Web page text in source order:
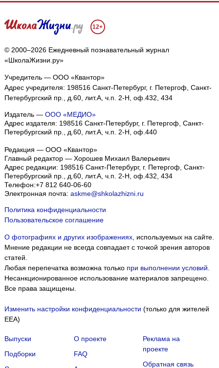
12+
© 2000–2026 Ежедневный познавательный журнал
«ШколаЖизни.ру»
Учредитель — ООО «Квантор»
Адрес учредителя: 198516 Санкт-Петербург, г. Петергоф, Санкт-
Петербургский пр., д.60, лит.А, ч.п. 2-Н, оф.432, 434
Издатель — ООО «МЕДИО»
Адрес издателя: 198516 Санкт-Петербург, г. Петергоф, Санкт-
Петербургский пр., д.60, лит.А, ч.п. 2-Н, оф.440
Редакция — ООО «Квантор»
Главный редактор — Хорошев Михаил Валерьевич
Адрес редакции: 198516 Санкт-Петербург, г. Петергоф Санкт-
Петербургский пр., д.60, лит.А, ч.п. 2-Н, оф.432, 434
Телефон:+7 812 640-06-60
Электронная почта: askme@shkolazhizni.ru
Политика конфиденциальности
Пользовательское соглашение
О фотографиях и других изображениях, используемых на сайте.
Мнение редакции не всегда совпадает с точкой зрения авторов
статей.
Любая перепечатка возможна только при выполнении условий
Несанкционированное использование материалов запрещено.
Все права защищены.
Изменить настройки конфиденциальности (только для жителей
EEA)
Выпуски
Подборки
О проекте
FAQ
Реклама на
проекте
Обратная связь